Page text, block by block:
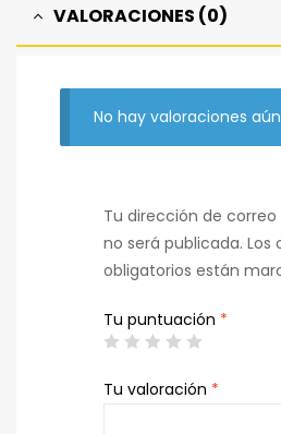
VALORACIONES (0)
No hay valoraciones
Tu dirección de
no será publicada. Los
obligatorios están
Tu puntuación *
Tu valoración *